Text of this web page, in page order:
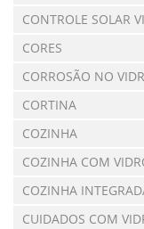
CONTROLE SOLAR
CORES
CORROSÃO NO
CORTINA
COZINHA
COZINHA COM
COZINHA
CUIDADOS COM